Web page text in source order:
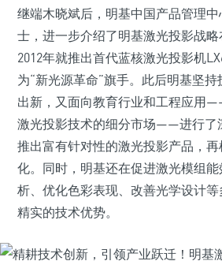
继端木晓斌后，明基中国产品管理
士，进一步介绍了明基激光投影战
2012年就推出首代蓝核激光投影机
为“新光源革命”旗手。此后明基坚
出新，又面向教育行业和工程应用
激光投影技术的细分市场——进行了
推出富有针对性的激光投影产品，
化。同时，明基还在促进激光模组
析、优化色彩表现、改善光学设计
精实的技术优势。